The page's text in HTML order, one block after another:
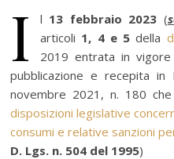
I l 13 febbraio 2023 (
articoli 1, 4 e 5 della
2019 entrata in
pubblicazione e recepita
novembre 2021, n. 180
disposizioni legislative
consumi e relative sanzioni
D. Lgs. n. 504 del 1995)